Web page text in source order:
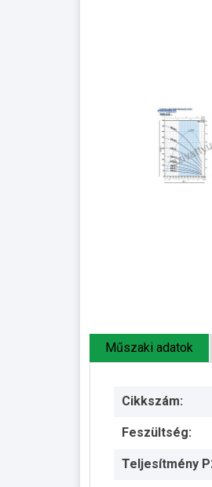
Műszaki adatok
Cikkszám:
Feszültség:
Teljesítmény